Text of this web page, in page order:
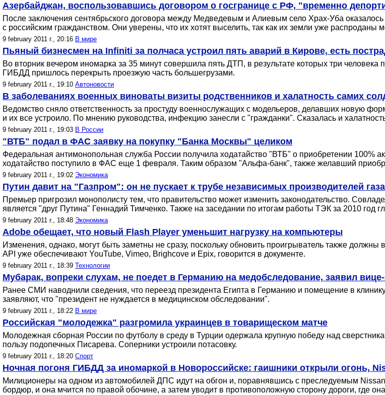
Азербайджан, воспользовавшись договором о госгранице с РФ, "временно
После заключения сентябрьского договора между Медведевым и Алиевым село Храх-Уба
с российским гражданством. Они уверены, что их хотят выселить, так как их земли уже распроданы
9 february 2011 г., 20:16 В мире
Пьяный бизнесмен на Infiniti за полчаса устроил пять аварий в Кирове, есть
Во вторник вечером иномарка за 35 минут совершила пять ДТП, в результате которых три
ГИБДД пришлось перекрыть проезжую часть большегрузами.
9 february 2011 г., 19:10 Автоновости
В заболеваниях военных виноваты визиты родственников и халатность самих
Ведомство сняло ответственность за простуду военнослужащих с модельеров, делавших новую
и их все устроило. По мнению руководства, инфекцию занесли с "гражданки". Сказалась и
9 february 2011 г., 19:03 В России
"ВТБ" подал в ФАС заявку на покупку "Банка Москвы" целиком
Федеральная антимонопольная служба России получила ходатайство "ВТБ" о приобретении 100%
ходатайство поступило в ФАС еще 1 февраля. Таким образом "Альфа-банк", также желавший
9 february 2011 г., 19:02 Экономика
Путин давит на "Газпром": он не пускает к трубе независимых производителей газа
Премьер пригрозил монополисту тем, что правительство может изменить законодательство.
является "друг Путина" Геннадий Тимченко. Также на заседании по итогам работы ТЭК за 2010 год
9 february 2011 г., 18:48 Экономика
Adobe обещает, что новый Flash Player уменьшит нагрузку на компьютеры
Изменения, однако, могут быть заметны не сразу, поскольку обновить проигрыватель также
API уже обеспечивают YouTube, Vimeo, Brighcove и Epix, говорится в документе.
9 february 2011 г., 18:39 Технологии
Мубарак, вопреки слухам, не поедет в Германию на медобследование, заявил
Ранее СМИ наводнили сведения, что переезд президента Египта в Германию и помещение в
заявляют, что "президент не нуждается в медицинском обследовании".
9 february 2011 г., 18:22 В мире
Российская "молодежка" разгромила украинцев в товарищеском матче
Молодежная сборная России по футболу в среду в Турции одержала крупную победу над
пользу подопечных Писарева. Соперники устроили потасовку.
9 february 2011 г., 18:20 Спорт
Ночная погоня ГИБДД за иномаркой в Новороссийске: гаишники открыли огонь,
Милиционеры на одном из автомобилей ДПС идут на обгон и, поравнявшись с преследуемым
бордюр, и она мчится по правой обочине, а затем уводит в противоположную сторону дороги, где